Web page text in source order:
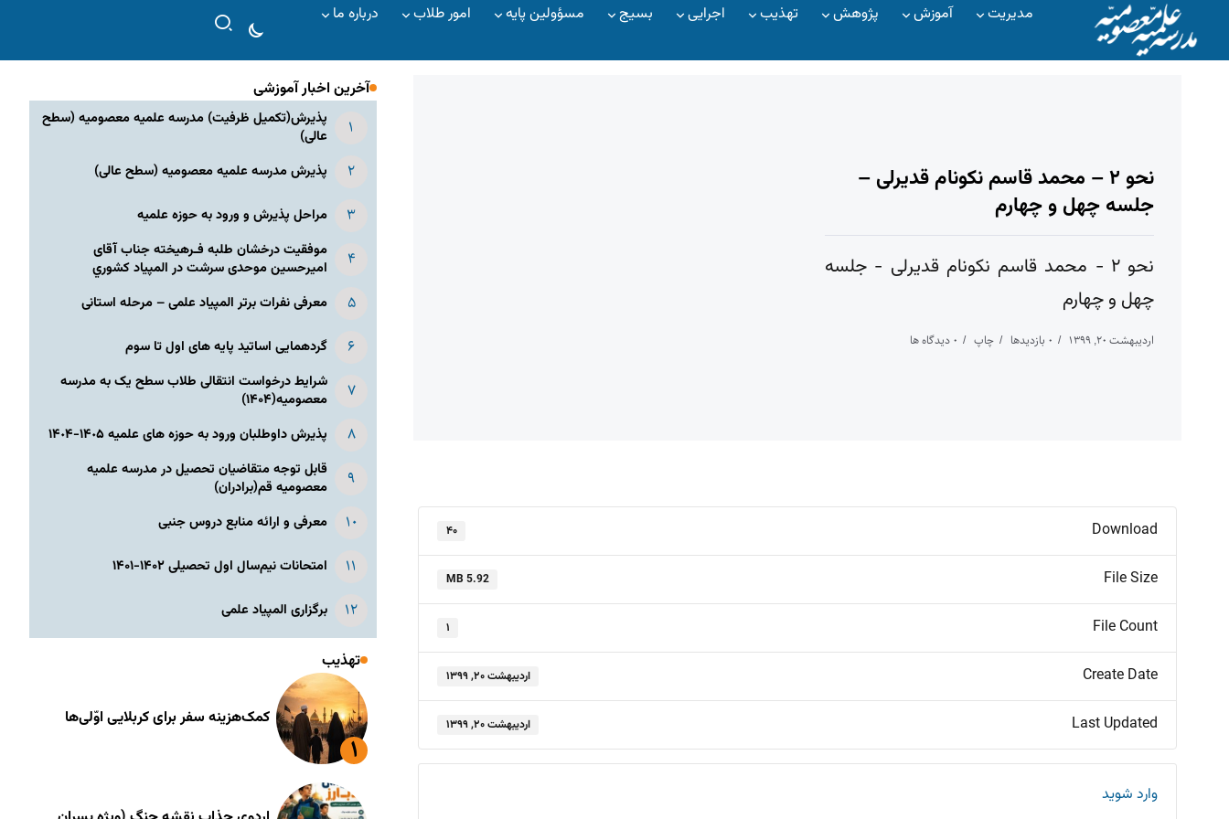
مدیریت آموزش پژوهش تهذیب اجرایی بسیج مسؤولین پایه امور طلاب درباره ما
نحو ۲ – محمد قاسم نکونام قدیرلی –
جلسه چهل و چهارم
نحو ۲ - محمد قاسم نکونام قدیرلی - جلسه
چهل و چهارم
اردیبهشت ۲۰, ۱۳۹۹ ۰ بازدیدها چاپ ۰ دیدگاه ها
Download ۴۰
File Size
5.92 MB
File Count ۱
Create Date اردیبهشت ۲۰, ۱۳۹۹
Last Updated اردیبهشت ۲۰, ۱۳۹۹
وارد شوید
آخرین اخبار آموزشی
پذیرش(تکمیل ظرفیت) مدرسه علمیه معصومیه‌ (سطح
عالی)
پذیرش مدرسه علمیه معصومیه‌ (سطح عالی)
مراحل پذیرش و ورود به حوزه علمیه
موفقیت درخشان طلبه فـرهیخته جناب آقای
امیرحسین موحدی سرشت در المپياد كشوري
معرفی نفرات برتر المپیاد علمی – مرحله استانی
گردهمایی اساتید پایه های اول تا سوم
شرایط درخواست انتقالی طلاب سطح یک به مدرسه
معصومیه(۱۴۰۴)
پذیرش داوطلبان ورود به حوزه های علمیه ١۴٠۵-١۴٠۴
قابل توجه متقاضیان تحصیل در مدرسه علمیه
معصومیه قم(برادران)
معرفی و ارائه منابع دروس جنبی
امتحانات نیم‌سال اول تحصیلی ۱۴۰۲-۱۴۰۱
برگزاری المپیاد علمی
تهذیب
کمک‌هزینه سفر برای کربلایی اوّلی‌ها